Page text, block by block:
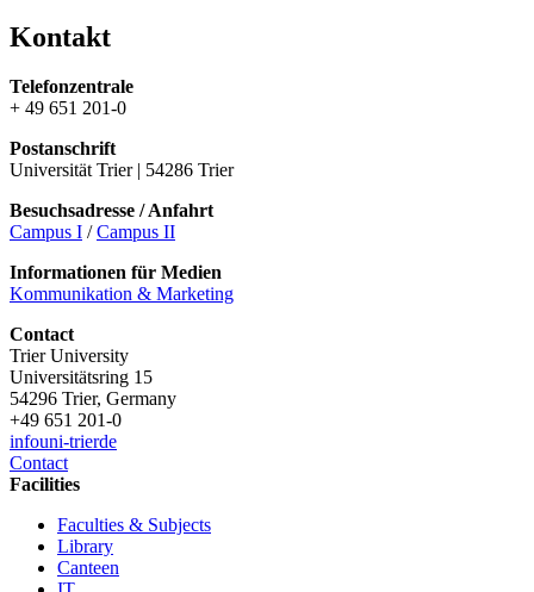
Kontakt
Telefonzentrale
+ 49 651 201-0
Postanschrift
Universität Trier | 54286 Trier
Besuchsadresse / Anfahrt
Campus I /Campus II
Informationen für Medien
Kommunikation & Marketing
Contact
Trier University
Universitätsring 15
54296 Trier, Germany
+49 651 201-0
infouni-trierde
Contact
Facilities
Faculties & Subjects
Library
Canteen